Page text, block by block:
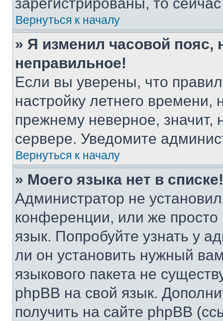
Вернуться к началу
» Я изменил часовой пояс,
неправильное!
Если вы уверены, что
настройку летнего
прежнему неверное, значит,
сервере. Уведомите
Вернуться к началу
» Моего языка нет в списке!
Администратор не
конференции, или же
язык. Попробуйте узнать у
ли он установить нужный
языкового пакета не
phpBB на свой язык.
получить на сайте phpBB